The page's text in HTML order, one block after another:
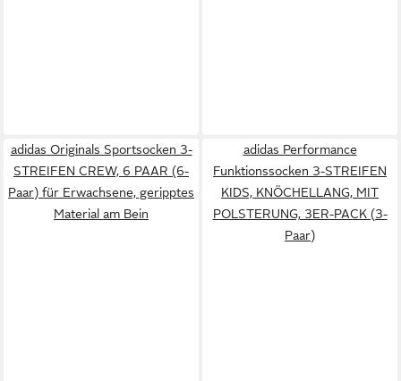
adidas Originals Sportsocken 3-
STREIFEN CREW, 6 PAAR (6-
Paar) für Erwachsene, geripptes
Material am Bein
adidas Performance
Funktionssocken 3-STREIFEN
KIDS, KNÖCHELLANG, MIT
POLSTERUNG, 3ER-PACK (3-
Paar)